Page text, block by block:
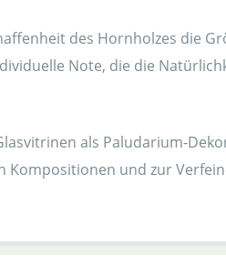
des Hornholzes die
Note, die die
als Paludarium-
und zur